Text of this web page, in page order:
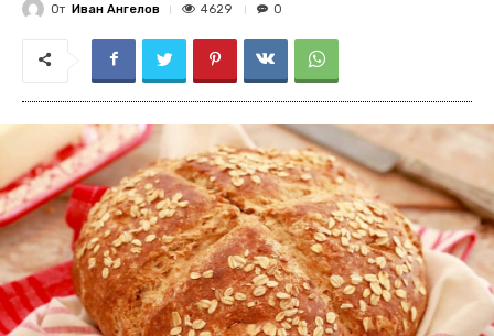
От Иван Ангелов 4629 0